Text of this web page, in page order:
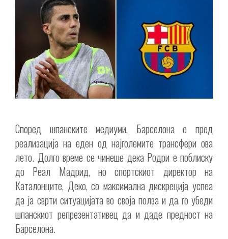
Според шпанските медиуми, Барселона е пред
реализација на еден од најголемите трансфери ова
лето. Долго време се чинеше дека Родри е поблиску
до Реал Мадрид, но спортскиот директор на
Каталонците, Деко, со максимална дискреција успеа
да ја сврти ситуацијата во своја полза и да го убеди
шпанскиот репрезентативец да и даде предност на
Барселона.